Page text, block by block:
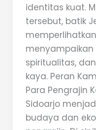
identitas kuat.
tersebut, batik
spiritualitas,
kaya. Peran
Para Pengrajin
Sidoarjo
budaya dan